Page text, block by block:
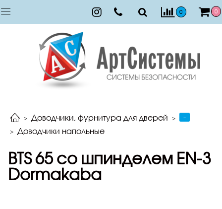
0 0
Доводчики, фурнитура для дверей
-
Доводчики напольные
BTS 65 со шпинделем EN-3
Dormakaba